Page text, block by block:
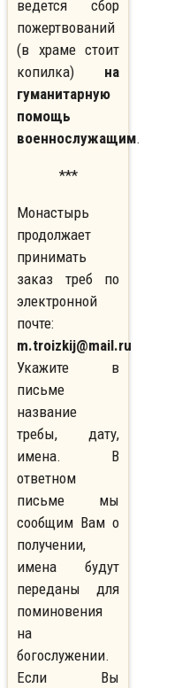
ведется сбор
пожертвований
(в храме стоит
копилка) на
гуманитарную
помощь
военнослужащим.
***
Монастырь
продолжает
принимать
заказ треб по
электронной
почте:
m.troizkij@mail.ru
Укажите в
письме
название
требы, дату,
имена. В
ответном
письме мы
сообщим Вам о
получении,
имена будут
переданы для
поминовения
на
богослужении.
Если Вы